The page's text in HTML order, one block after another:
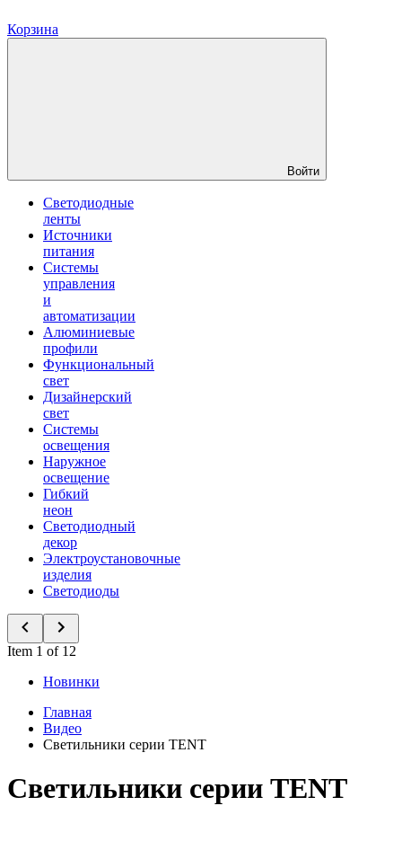
Корзина
Войти
Светодиодные
ленты
Источники
питания
Системы
управления
и
автоматизации
Алюминиевые
профили
Функциональный
свет
Дизайнерский
свет
Системы
освещения
Наружное
освещение
Гибкий
неон
Светодиодный
декор
Электроустановочные
изделия
Светодиоды
Item 1 of 12
Новинки
Главная
Видео
Светильники серии TENT
Светильники серии TENT